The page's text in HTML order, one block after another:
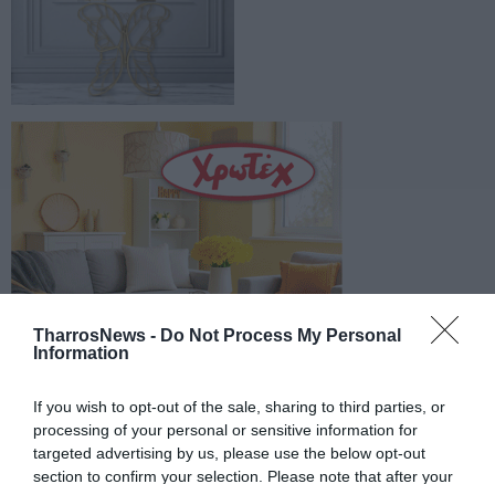
TharrosNews - Do Not Process My Personal
Information
If you wish to opt-out of the sale, sharing to third parties, or
processing of your personal or sensitive information for
targeted advertising by us, please use the below opt-out
section to confirm your selection. Please note that after your